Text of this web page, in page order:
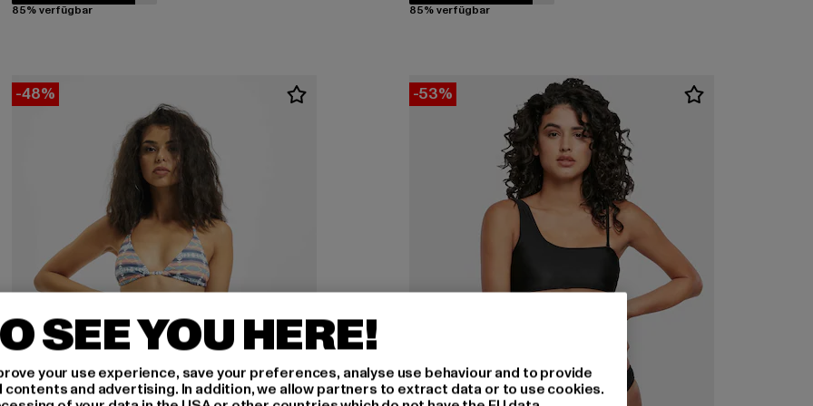
85% verfügbar 85% verfügbar
-48% -53%
SEE YOU HERE!
your use experience, save your preferences, analyse use behaviour and to provide
and advertising. In addition, we allow partners to extract data or to use cookies.